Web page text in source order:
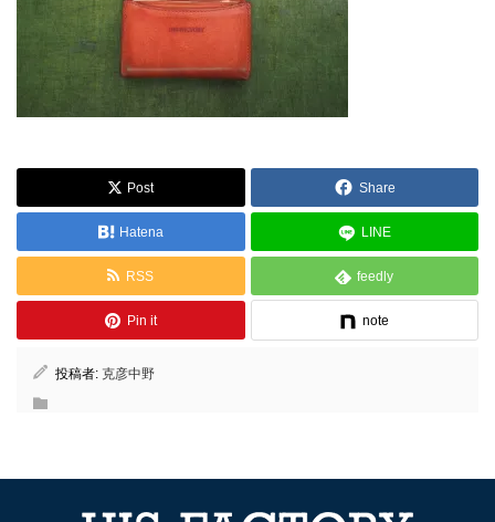
Post Share
Hatena LINE
RSS feedly
Pin it note
投稿者: 克彦中野